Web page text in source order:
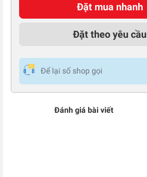
Đặt mua nhanh
Đặt theo yêu cầu
Đánh giá bài viết